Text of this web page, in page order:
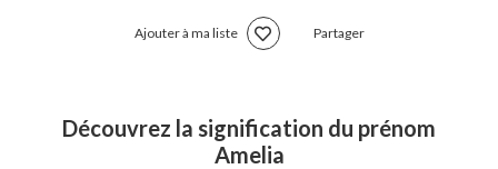
Ajouter à ma liste Partager
Découvrez la signification du prénom
Amelia